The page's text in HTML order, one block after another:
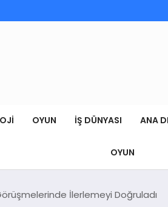
OYUN İŞ DÜNYASI ANA
OYUN
İlerlemeyi Doğruladı